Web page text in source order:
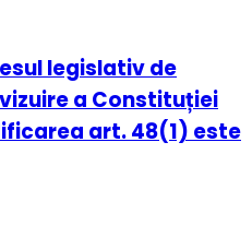
legislativ de
a Constituției
art. 48(1) este